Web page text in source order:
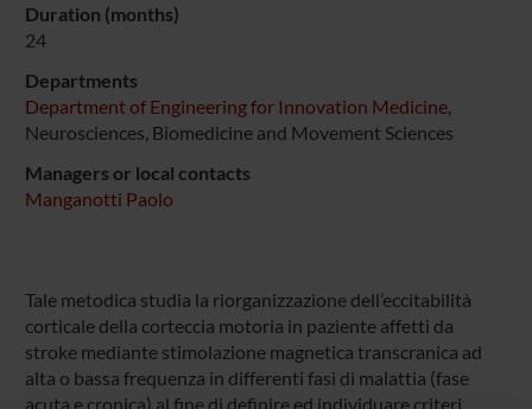
Duration (months)
24
Departments
Department of Engineering for Innovation Medicine,
Neurosciences, Biomedicine and Movement Sciences
Managers or local contacts
Manganotti Paolo
Tale metodica studia la riorganizzazione dell’eccitabilità
corticale della corteccia motoria in paziente affetti da
stroke mediante stimolazione magnetica transcranica ad
alta o bassa frequenza in differenti fasi di malattia (fase
acuta e cronica) al fine di definire ed individuare criteri